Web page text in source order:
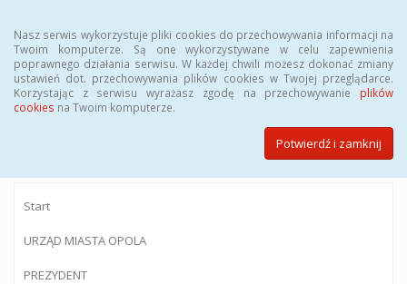
Nasz serwis wykorzystuje pliki cookies do przechowywania informacji na
Twoim komputerze. Są one wykorzystywane w celu zapewnienia
poprawnego działania serwisu. W każdej chwili możesz dokonać zmiany
ustawień dot. przechowywania plików cookies w Twojej przeglądarce.
Korzystając z serwisu wyrażasz zgodę na przechowywanie plików
cookies na Twoim komputerze.
Potwierdź i zamknij
BIULETYN INFORMACJI PUBLICZNEJ
Urzędu Miasta Opola
Start
URZĄD MIASTA OPOLA
PREZYDENT